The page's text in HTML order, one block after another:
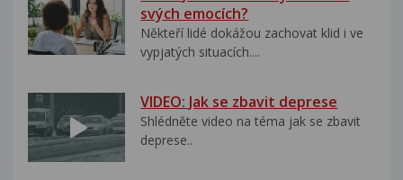
svých emocích?
Někteří lidé dokážou zachovat klid i ve
vypjatých situacích....
VIDEO: Jak se zbavit deprese
Shlédněte video na téma jak se zbavit
deprese..